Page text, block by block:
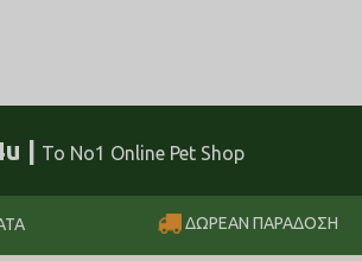
| Το No1 Online Pet Shop
ΔΩΡΕΑΝ ΠΑΡΑΔΟΣΗ